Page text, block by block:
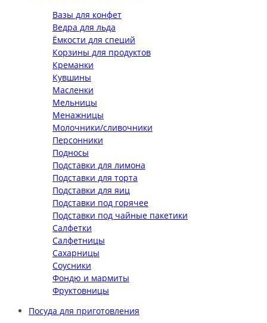
Вазы для конфет
Ведра для льда
Ёмкости для специй
Корзины для продуктов
Креманки
Кувшины
Масленки
Мельницы
Менажницы
Молочники/сливочники
Персонники
Подносы
Подставки для лимона
Подставки для торта
Подставки для яиц
Подставки под горячее
Подставки под чайные пакетики
Салфетки
Салфетницы
Сахарницы
Соусники
Фондю и мармиты
Фруктовницы
Посуда для приготовления